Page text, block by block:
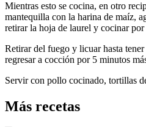
Mientras esto se cocina, en otro
mantequilla con la harina de maíz,
retirar la hoja de laurel y cocinar
Retirar del fuego y licuar hasta
regresar a cocción por 5 minutos
Servir con pollo cocinado, tortillas
Más recetas